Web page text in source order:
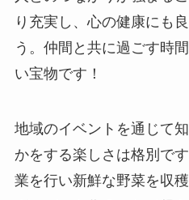
り充実し、心の健康にも
う。仲間と共に過ごす時
い宝物です！
地域のイベントを通じて
かをする楽しさは格別で
業を行い新鮮な野菜を収